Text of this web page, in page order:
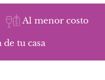
Al menor costo
de tu casa